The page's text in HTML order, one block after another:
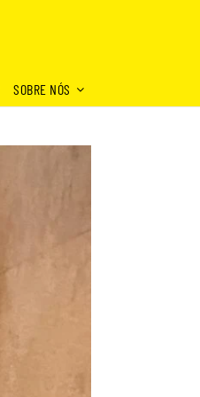
SOBRE NÓS